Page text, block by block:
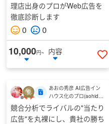
理店出身のプロがWeb広告を
徹底診断します
0 0
10,000円~
内容
あおの秀彦 AI広告イン
ハウス化のプロ(aohide3
1
競合分析でライバルの"当たり
広告"を丸裸にし、貴社の勝ち